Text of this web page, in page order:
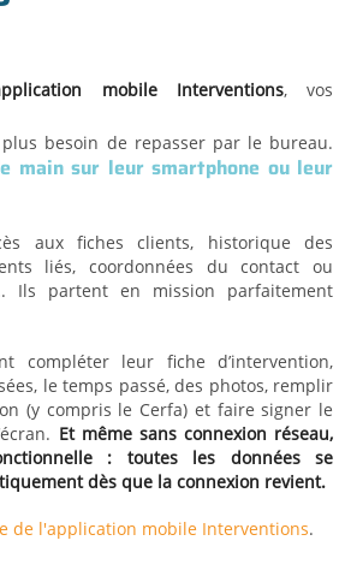
mobile Interventions, vos
plus besoin de repasser par le bureau.
main sur leur smartphone ou leur
aux fiches clients, historique des
liés, coordonnées du contact ou
Ils partent en mission parfaitement
compléter leur fiche d’intervention,
le temps passé, des photos, remplir
(y compris le Cerfa) et faire signer le
Et même sans connexion réseau,
: toutes les données se
dès que la connexion revient.
de l'application mobile Interventions.